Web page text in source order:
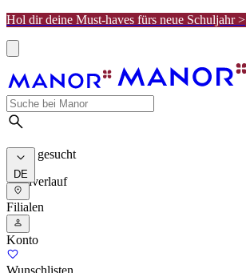
Hol dir deine Must-haves fürs neue Schuljahr >
Meist gesucht
Suchverlauf
DE
Filialen
Konto
Wunschlisten